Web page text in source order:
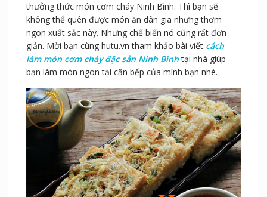
thưởng thức món cơm cháy Ninh Bình. Thì bạn sẽ
không thể quên được món ăn dân giã nhưng thơm
ngon xuất sắc này. Nhưng chế biến nó cũng rất đơn
giản. Mời bạn cùng hutu.vn tham khảo bài viết cách
làm món cơm cháy đặc sản Ninh Bìnhtại nhà giúp
bạn làm món ngon tại căn bếp của mình bạn nhé.